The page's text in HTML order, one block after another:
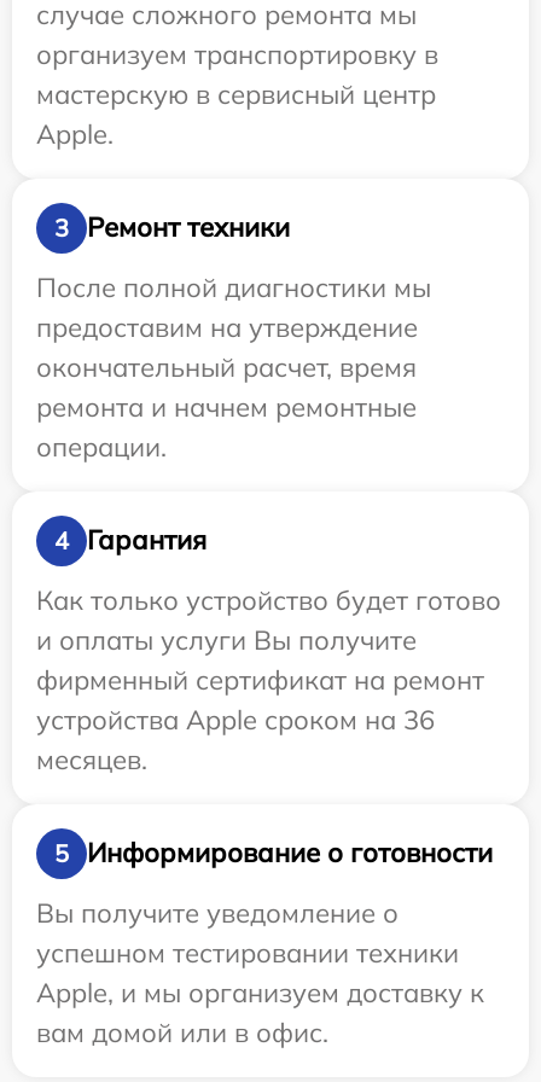
случае сложного ремонта мы
организуем транспортировку в
мастерскую в сервисный центр
Apple.
3
Ремонт техники
После полной диагностики мы
предоставим на утверждение
окончательный расчет, время
ремонта и начнем ремонтные
операции.
4
Гарантия
Как только устройство будет готово
и оплаты услуги Вы получите
фирменный сертификат на ремонт
устройства Apple сроком на 36
месяцев.
5
Информирование о готовности
Вы получите уведомление о
успешном тестировании техники
Apple, и мы организуем доставку к
вам домой или в офис.